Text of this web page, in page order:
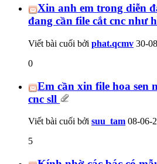
Xin anh em trong diễn
đang cần file cắt cnc như
Viết bài cuối bởi phat.qcmv 30-
0
Em cần xin file hoa sen
cnc sll
Viết bài cuối bởi suu_tam 08-06-
5